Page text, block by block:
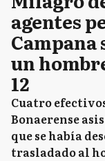
agentes
un
12
Cuatro
Bonaerense
que se había
trasladado al